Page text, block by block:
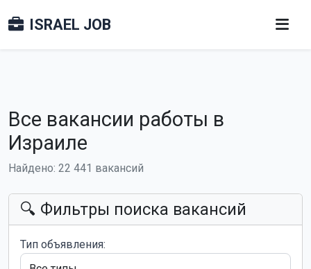
ISRAEL JOB
Все вакансии работы в
Израиле
Найдено: 22 441 вакансий
🔍 Фильтры поиска вакансий
Тип объявления: